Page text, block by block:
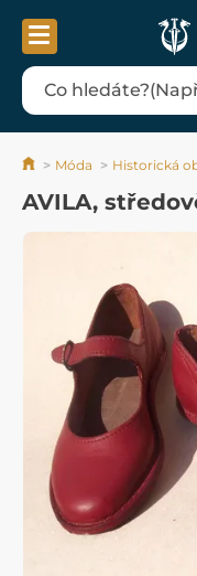
Móda Historická
AVILA,